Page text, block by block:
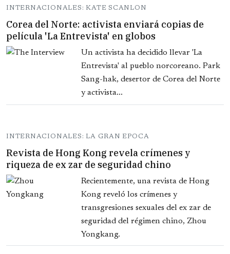
INTERNACIONALES: KATE SCANLON
Corea del Norte: activista enviará copias de
película 'La Entrevista' en globos
Un activista ha decidido llevar 'La
Entrevista' al pueblo norcoreano. Park
Sang-hak, desertor de Corea del Norte
y activista...
INTERNACIONALES: LA GRAN EPOCA
Revista de Hong Kong revela crímenes y
riqueza de ex zar de seguridad chino
Recientemente, una revista de Hong
Kong reveló los crímenes y
transgresiones sexuales del ex zar de
seguridad del régimen chino, Zhou
Yongkang.